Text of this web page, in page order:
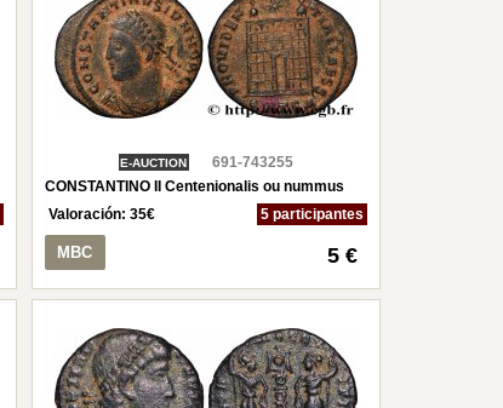
E-AUCTION
691-743255
CONSTANTINO II Centenionalis ou nummus
Valoración:35€ 5 participantes
MBC 5 €